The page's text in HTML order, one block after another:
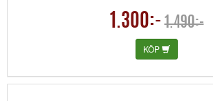
1.300:- 1.490:-
KÖP